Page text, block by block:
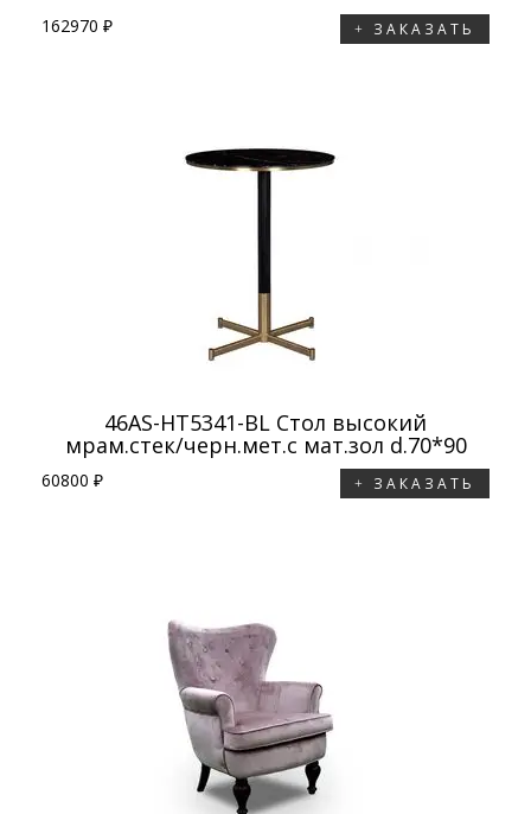
162970 ₽ ЗАКАЗАТЬ
46AS-HT5341-BL Стол высокий
мрам.стек/черн.мет.с мат.зол d.70*90
60800 ₽ ЗАКАЗАТЬ